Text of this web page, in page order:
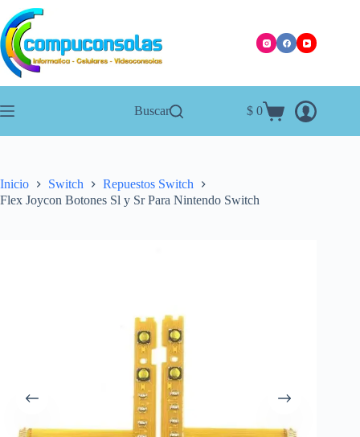
Saltar
al
contenido
Buscar
Carro
$ 0
Inicio Switch
Repuestos Switch
Flex Joycon Botones Sl y Sr Para Nintendo Switch